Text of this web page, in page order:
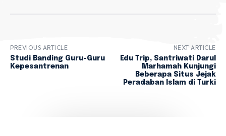
PREVIOUS ARTICLE
Studi Banding Guru-Guru
Kepesantrenan
NEXT ARTICLE
Edu Trip, Santriwati Darul
Marhamah Kunjungi
Beberapa Situs Jejak
Peradaban Islam di Turki